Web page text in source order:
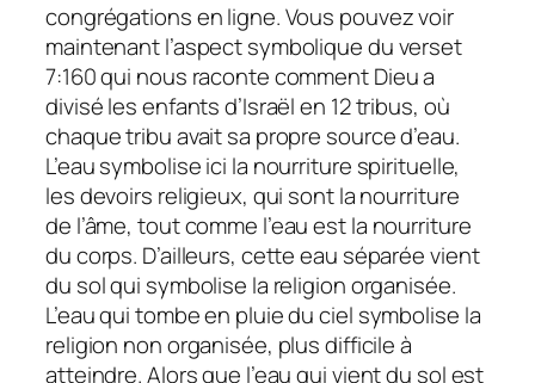
congrégations en ligne. Vous pouvez voir
maintenant l’aspect symbolique du verset
7:160 qui nous raconte comment Dieu a
divisé les enfants d’Israël en 12 tribus, où
chaque tribu avait sa propre source d’eau.
L’eau symbolise ici la nourriture spirituelle,
les devoirs religieux, qui sont la nourriture
de l’âme, tout comme l’eau est la nourriture
du corps. D’ailleurs, cette eau séparée vient
du sol qui symbolise la religion organisée.
L’eau qui tombe en pluie du ciel symbolise la
religion non organisée, plus difficile à
atteindre. Alors que l’eau qui vient du sol est